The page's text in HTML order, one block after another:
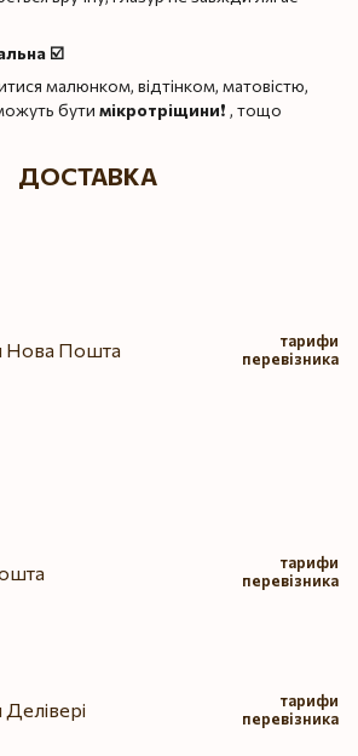
☑️
малюнком, відтінком, матовістю,
бути мікротріщини❗️ , тощо
ДОСТАВКА
Нова Пошта
тарифи
перевізника
тарифи
перевізника
тарифи
перевізника